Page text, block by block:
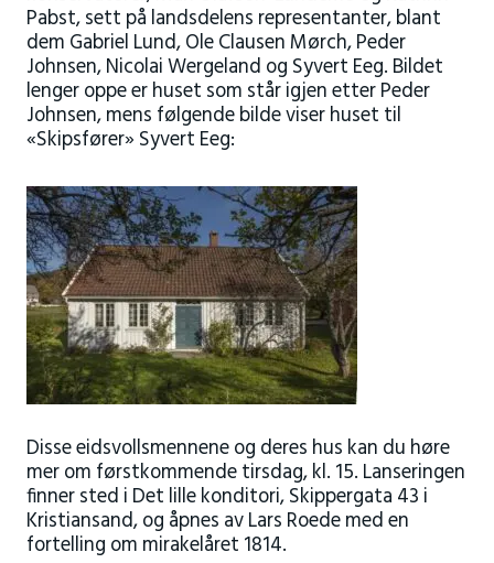
Pabst, sett på landsdelens representanter, blant
dem Gabriel Lund, Ole Clausen Mørch, Peder
Johnsen, Nicolai Wergeland og Syvert Eeg. Bildet
lenger oppe er huset som står igjen etter Peder
Johnsen, mens følgende bilde viser huset til
«Skipsfører» Syvert Eeg:
Disse eidsvollsmennene og deres hus kan du høre
mer om førstkommende tirsdag, kl. 15. Lanseringen
finner sted i Det lille konditori, Skippergata 43 i
Kristiansand, og åpnes av Lars Roede med en
fortelling om mirakelåret 1814.